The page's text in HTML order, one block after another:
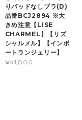
りパッドなしブラ(D)
品番BCJ2894 ※大
きめ注意【LISE
CHARMEL】【リズ
シャルメル】【インポ
ートランジェリー】
¥41,800